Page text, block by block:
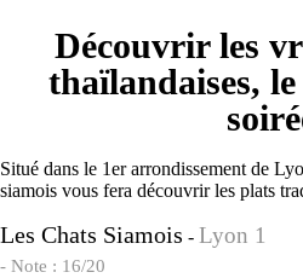
Découvrir les
thaïlandaises,
Situé dans le 1er arrondissement de
siamois vous fera découvrir les plats
Les Chats Siamois - Lyon 1
- Note : 16/20